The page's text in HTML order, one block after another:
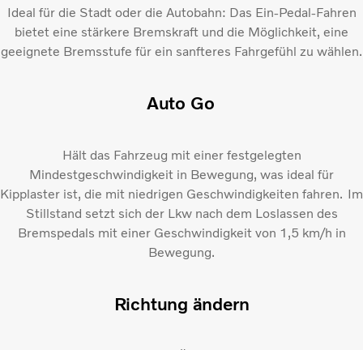
Ideal für die Stadt oder die Autobahn: Das Ein-Pedal-Fahren
bietet eine stärkere Bremskraft und die Möglichkeit, eine
geeignete Bremsstufe für ein sanfteres Fahrgefühl zu wählen.
Auto Go
Hält das Fahrzeug mit einer festgelegten
Mindestgeschwindigkeit in Bewegung, was ideal für
Kipplaster ist, die mit niedrigen Geschwindigkeiten fahren. Im
Stillstand setzt sich der Lkw nach dem Loslassen des
Bremspedals mit einer Geschwindigkeit von 1,5 km/h in
Bewegung.
Richtung ändern